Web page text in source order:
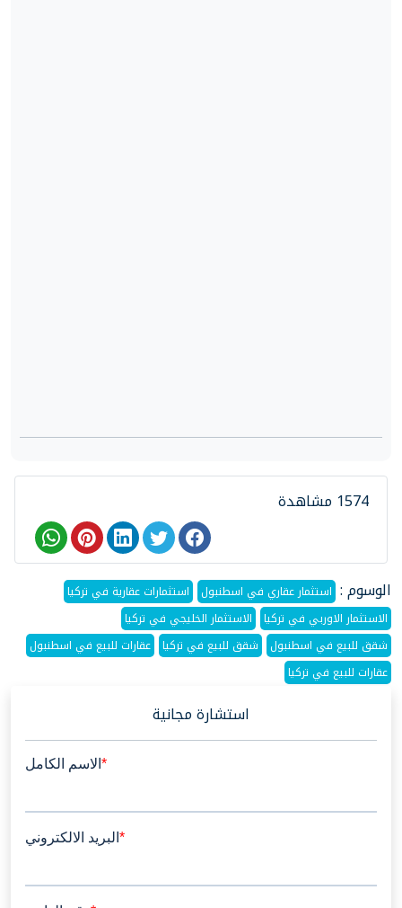
1574 مشاهدة
الوسوم : استثمار عقاري في اسطنبول
استثمارات عقارية في تركيا
الاستثمار الاوربي في تركيا
الاستثمار الخليجي في تركيا
شقق للبيع في اسطنبول
شقق للبيع في تركيا عقارات للبيع في اسطنبول
عقارات للبيع في تركيا
استشارة مجانية